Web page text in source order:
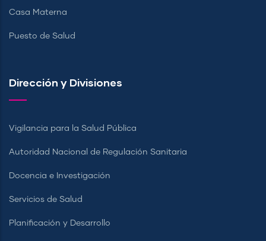
Casa Materna
Puesto de Salud
Dirección y Divisiones
Vigilancia para la Salud Pública
Autoridad Nacional de Regulación Sanitaria
Docencia e Investigación
Servicios de Salud
Planificación y Desarrollo